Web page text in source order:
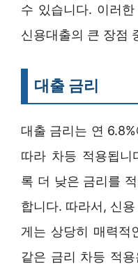
수 있습니다. 이러
신용대출의 큰 장점
대출 금리
대출 금리는 연
따라 차등 적용됩니
록 더 낮은 금리를
합니다. 따라서, 신
게는 상당히 매력적
같은 금리 차등 적